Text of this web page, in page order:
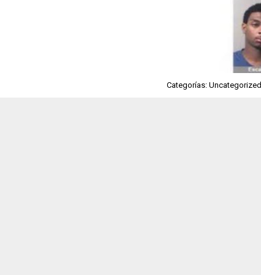
Categorías: Uncategorized